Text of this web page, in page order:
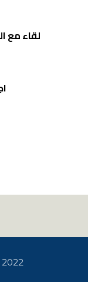
لقاء مع